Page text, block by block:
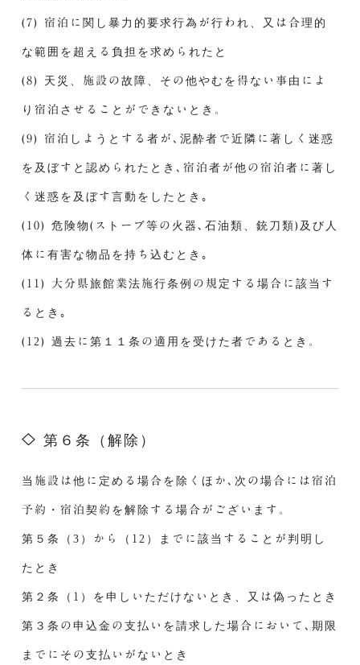
(7) 宿泊に関し暴力的要求行為が行われ、又は合理的
な範囲を超える負担を求められたと
(8) 天災、施設の故障、その他やむを得ない事由によ
り宿泊させることができないとき。
(9) 宿泊しようとする者が､泥酔者で近隣に著しく迷惑
を及ぼすと認められたとき､宿泊者が他の宿泊者に著し
く迷惑を及ぼす言動をしたとき｡
(10) 危険物(ストーブ等の火器､石油類、銃刀類)及び人
体に有害な物品を持ち込むとき｡
(11) 大分県旅館業法施行条例の規定する場合に該当す
るとき｡
(12) 過去に第１１条の適用を受けた者であるとき。
第６条（解除）
当施設は他に定める場合を除くほか､次の場合には宿泊
予約・宿泊契約を解除する場合がございます。
第５条（3）から（12）までに該当することが判明し
たとき
第２条（1）を申しいただけないとき、又は偽ったとき
第３条の申込金の支払いを請求した場合において､期限
までにその支払いがないとき